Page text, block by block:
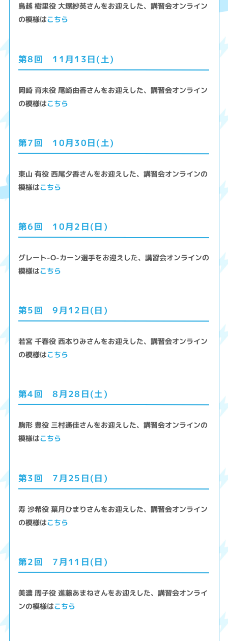
鳥越 樹里役 大塚紗英さんをお迎えした、講習会オンライン
の模様はこちら
第8回 11月13日(土)
岡崎 育未役 尾崎由香さんをお迎えした、講習会オンライン
の模様はこちら
第7回 10月30日(土)
東山 有役 西尾夕香さんをお迎えした、講習会オンラインの
模様はこちら
第6回 10月2日(日)
グレート-O-カーン選手をお迎えした、講習会オンラインの
模様はこちら
第5回 9月12日(日)
若宮 千春役 西本りみさんをお迎えした、講習会オンライン
の模様はこちら
第4回 8月28日(土)
駒形 豊役 三村遙佳さんをお迎えした、講習会オンラインの
模様はこちら
第3回 7月25日(日)
寿 沙希役 葉月ひまりさんをお迎えした、講習会オンライン
の模様はこちら
第2回 7月11日(日)
美濃 周子役 進藤あまねさんをお迎えした、講習会オンライ
ンの模様はこちら